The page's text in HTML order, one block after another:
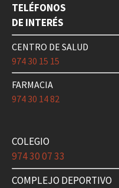
TELÉFONOS
DE INTERÉS
CENTRO DE SALUD
974 30 15 15
FARMACIA
974 30 14 82
COLEGIO
974 30 07 33
COMPLEJO DEPORTIVO